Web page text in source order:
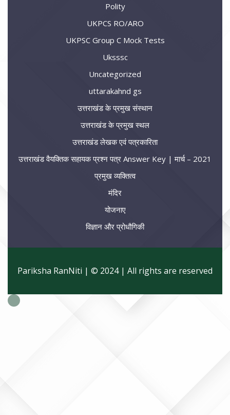
Polity
UKPCS RO/ARO
UKPSC Group C Mock Tests
Uksssc
Uncategorized
uttarakahnd gs
उत्तराखंड के प्रमुख संस्थान
उत्तराखंड के प्रमुख स्थल
उत्तराखंड लेखक एवं पत्रकारिता
उत्तराखंड वैयक्तिक सहायक प्रश्न पत्र Answer Key | मार्च – 2021
प्रमुख व्यक्तित्व
मंदिर
योजनाए
विज्ञान और प्रोधौगिकी
Pariksha RanNiti | © 2024 | All rights are reserved